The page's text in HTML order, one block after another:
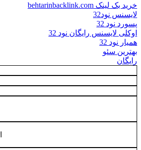
خرید بک لینک behtarinbacklink.com
لایسنس نود32
پسورد نود 32
اوکلی لایسنس رایگان نود 32
همیار نود 32
بهترین سئو
رایگان